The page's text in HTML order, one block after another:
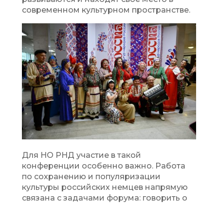
современном культурном пространстве.
Для НО РНД участие в такой
конференции особенно важно. Работа
по сохранению и популяризации
культуры российских немцев напрямую
связана с задачами форума: говорить о